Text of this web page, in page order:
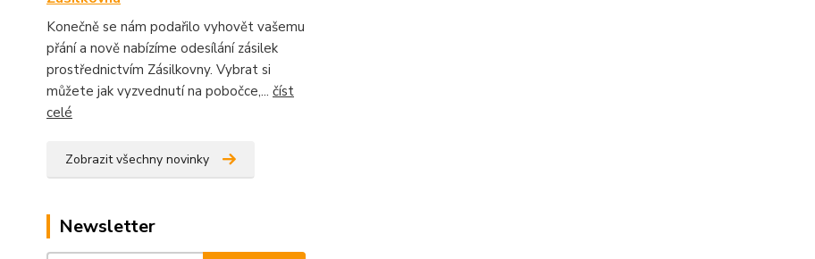
Konečně se nám podařilo vyhovět vašemu
přání a nově nabízíme odesílání zásilek
prostřednictvím Zásilkovny. Vybrat si
můžete jak vyzvednutí na pobočce,... číst
celé
Zobrazit všechny novinky
Newsletter